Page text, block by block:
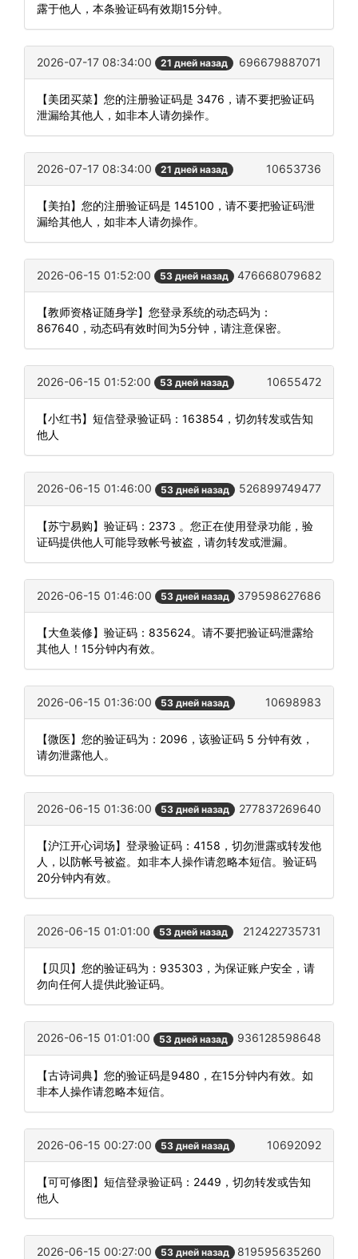
露于他人，本条验证码有效期15分钟。
2026-07-17 08:34:00 21 дней назад 696679887071
【美团买菜】您的注册验证码是 3476，请不要把验证码
泄漏给其他人，如非本人请勿操作。
2026-07-17 08:34:00 21 дней назад 10653736
【美拍】您的注册验证码是 145100，请不要把验证码泄
漏给其他人，如非本人请勿操作。
2026-06-15 01:52:00 53 дней назад 476668079682
【教师资格证随身学】您登录系统的动态码为：
867640，动态码有效时间为5分钟，请注意保密。
2026-06-15 01:52:00 53 дней назад 10655472
【小红书】短信登录验证码：163854，切勿转发或告知
他人
2026-06-15 01:46:00 53 дней назад 526899749477
【苏宁易购】验证码：2373 。您正在使用登录功能，验
证码提供他人可能导致帐号被盗，请勿转发或泄漏。
2026-06-15 01:46:00 53 дней назад 379598627686
【大鱼装修】验证码：835624。请不要把验证码泄露给
其他人！15分钟内有效。
2026-06-15 01:36:00 53 дней назад 10698983
【微医】您的验证码为：2096，该验证码 5 分钟有效，
请勿泄露他人。
2026-06-15 01:36:00 53 дней назад 277837269640
【沪江开心词场】登录验证码：4158，切勿泄露或转发他
人，以防帐号被盗。如非本人操作请忽略本短信。验证码
20分钟内有效。
2026-06-15 01:01:00 53 дней назад 212422735731
【贝贝】您的验证码为：935303，为保证账户安全，请
勿向任何人提供此验证码。
2026-06-15 01:01:00 53 дней назад 936128598648
【古诗词典】您的验证码是9480，在15分钟内有效。如
非本人操作请忽略本短信。
2026-06-15 00:27:00 53 дней назад 10692092
【可可修图】短信登录验证码：2449，切勿转发或告知
他人
2026-06-15 00:27:00 53 дней назад 819595635260